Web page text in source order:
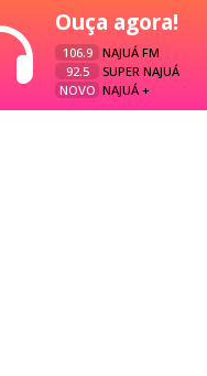
Ouça agora!
106.9
NAJUÁ FM
92.5
SUPER NAJUÁ
NOVO NAJUÁ +